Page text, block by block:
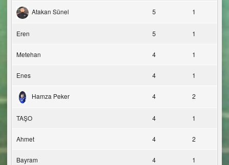
Atakan Sünel 5 1
Eren 5 1
Metehan 4 1
Enes 4 1
Hamza Peker 4 2
TAŞO 4 1
Ahmet 4 2
Bayram 4 1